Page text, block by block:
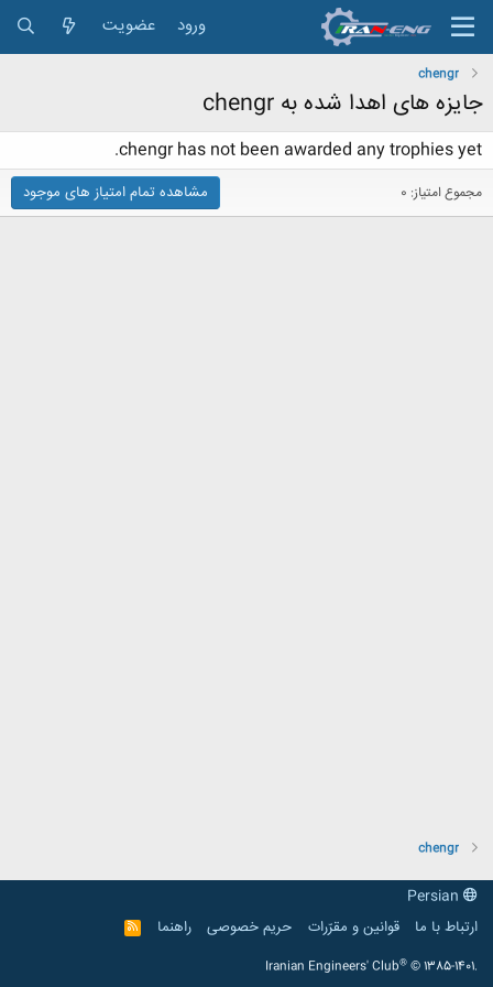
ورود عضویت
chengr
جایزه های اهدا شده به chengr
chengr has not been awarded any trophies yet.
مجموع امتیاز: 0 مشاهده تمام امتیاز های موجود
chengr
ارتباط با ما
قوانین و مقرّرات حریم خصوصی راهنما
R
S
Iranian Engineers' Club® © 1385-1401.